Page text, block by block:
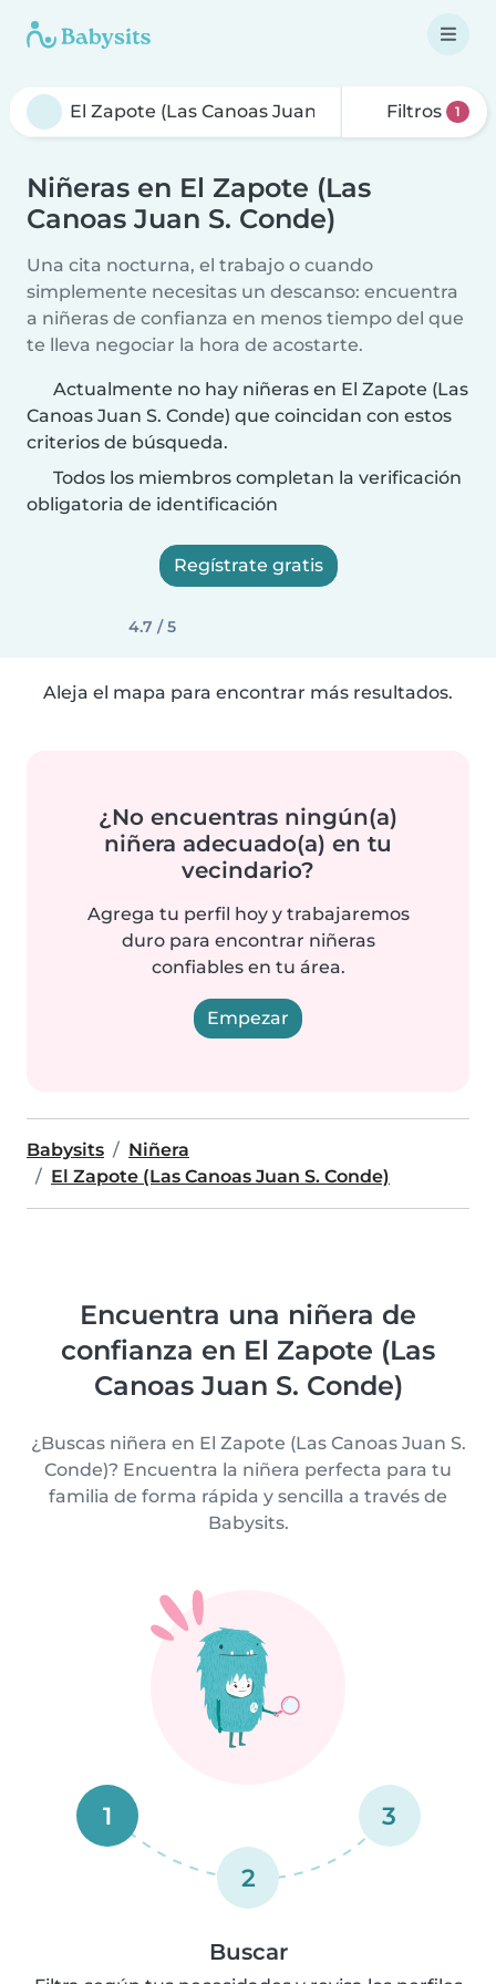
Filtros 1
Niñeras en El Zapote (Las
Canoas Juan S. Conde)
Una cita nocturna, el trabajo o cuando
simplemente necesitas un descanso: encuentra
a niñeras de confianza en menos tiempo del que
te lleva negociar la hora de acostarte.
Actualmente no hay niñeras en El Zapote (Las
Canoas Juan S. Conde) que coincidan con estos
criterios de búsqueda.
Todos los miembros completan la verificación
obligatoria de identificación
Regístrate gratis
4.7 / 5
Aleja el mapa para encontrar más resultados.
¿No encuentras ningún(a)
niñera adecuado(a) en tu
vecindario?
Agrega tu perfil hoy y trabajaremos
duro para encontrar niñeras
confiables en tu área.
Empezar
Babysits
Niñera
El Zapote (Las Canoas Juan S. Conde)
Encuentra una niñera de
confianza en El Zapote (Las
Canoas Juan S. Conde)
¿Buscas niñera en El Zapote (Las Canoas Juan S.
Conde)? Encuentra la niñera perfecta para tu
familia de forma rápida y sencilla a través de
Babysits.
1
2
3
Buscar